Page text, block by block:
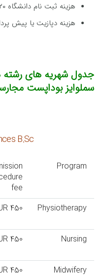
هزینه ثبت نام دانشگاه ۲۲۰ یورو
هزینه دپازیت یا پیش پرداخت
جدول شهریه های رشته
سملوایز بوداپست
B.Sc.
Program
fee
Physiotherapy
450
Nursing
450
Midwifery
450